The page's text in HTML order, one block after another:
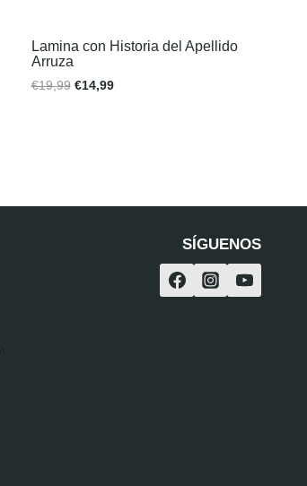
Lamina con Historia del Apellido
Arruza
€19,99 €14,99
SÍGUENOS